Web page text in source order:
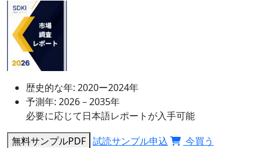
歴史的な年: 2020ー2024年
予測年: 2026－2035年
必要に応じて日本語レポートが入手可能
無料サンプルPDF 試読サンプル申込 今買う